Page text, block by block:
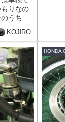
りなの
うちに
ディー
ことにし
ロアアー
のタ...
KOJIRO
レヤ
HONDA